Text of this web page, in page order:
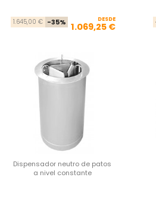
Precio
1.645,00 € -35% Precio
DESDE
1.069,25 €
Dispensador neutro de patos
a nivel constante